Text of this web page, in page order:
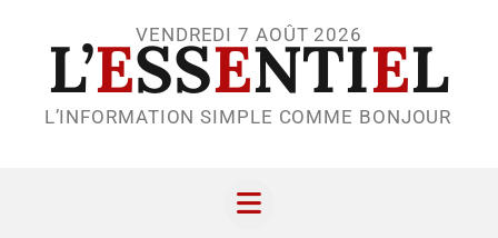
VENDREDI 7 AOÛT 2026
L’ESSENTIEL
L’INFORMATION SIMPLE COMME BONJOUR